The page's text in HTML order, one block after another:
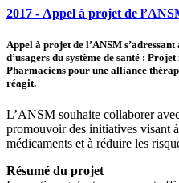
2017 - Appel à projet de
Appel à projet de l’ANSM s’adressant
d’usagers du système de santé : Projet
Pharmaciens pour une alliance
réagit.
L’ANSM souhaite collaborer
promouvoir des initiatives visant
médicaments et à réduire les
Résumé du projet